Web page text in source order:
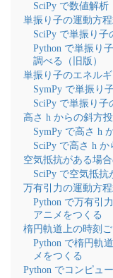
SciPy で数値解析
単振り子の運動方
SciPy で単振り子
Python で単振り
調べる（旧版）
単振り子のエネル
SymPy で単振り
SciPy で単振り
高さ h からの斜方
SymPy で高さ h
SciPy で高さ h
空気抵抗がある場
SciPy で空気抵
万有引力の運動方
Python で万有引
アニメをつくる
楕円軌道上の時刻
Python で楕円軌
メをつくる
Python でコンピュ